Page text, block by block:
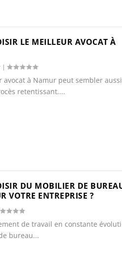
LE MEILLEUR AVOCAT À
|
avocat à Namur peut sembler aussi
retentissant....
DU MOBILIER DE
VOTRE ENTREPRISE ?
de travail en constante
bureau...